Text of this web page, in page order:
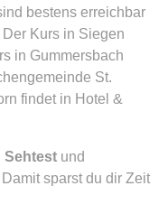
bestens erreichbar
Kurs in Siegen
in Gummersbach
St.
findet in Hotel &
Sehtest und
sparst du dir Zeit